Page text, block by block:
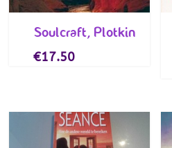
Soulcraft, Plotkin
€17.50